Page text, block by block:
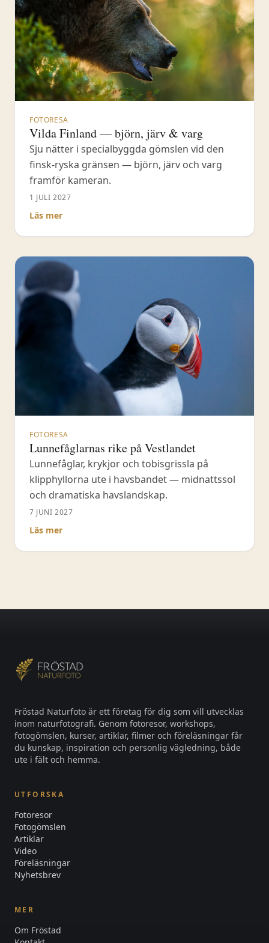
FOTORESA
Vilda Finland — björn, järv & varg
Sju nätter i specialbyggda gömslen vid den
finsk-ryska gränsen — björn, järv och varg
framför kameran.
1 JULI 2027
Läs mer
FOTORESA
Lunnefåglarnas rike på Vestlandet
Lunnefåglar, krykjor och tobisgrissla på
klipphyllorna ute i havsbandet — midnattssol
och dramatiska havslandskap.
7 JUNI 2027
Läs mer
Fröstad Naturfoto är ett företag för dig som vill utvecklas
inom naturfotografi. Genom fotoresor, workshops,
fotogömslen, kurser, artiklar, filmer och föreläsningar får
du kunskap, inspiration och personlig vägledning, både
ute i fält och hemma.
UTFORSKA
Fotoresor
Fotogömslen
Artiklar
Video
Föreläsningar
Nyhetsbrev
MER
Om Fröstad